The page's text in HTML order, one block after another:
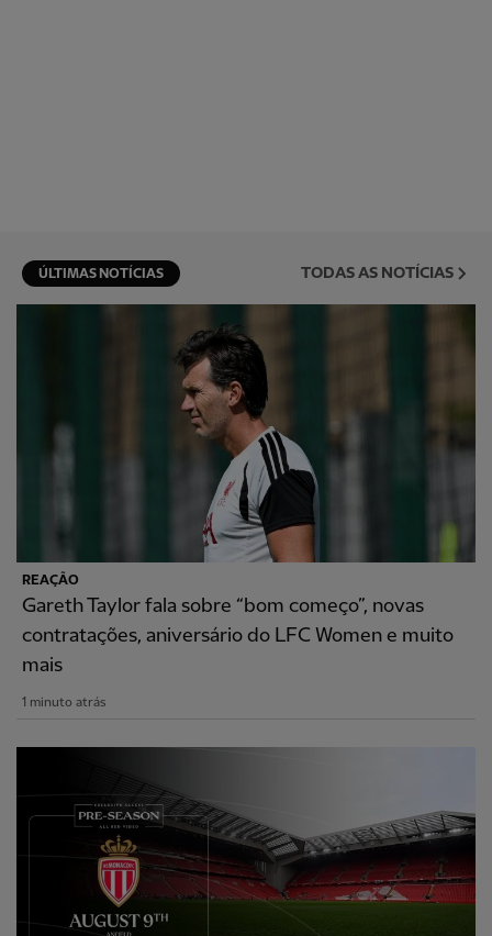
ÚLTIMAS NOTÍCIAS TODAS AS NOTÍCIAS
REAÇÃO
Gareth Taylor fala sobre “bom começo”, novas
contratações, aniversário do LFC Women e muito
mais
1 minuto atrás